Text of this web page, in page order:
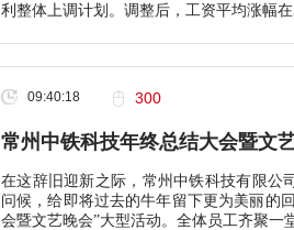
利整体上调计划。调整后，工资平均涨幅
09:40:18 300
常州中铁科技年终总结大会暨文
在这辞旧迎新之际，常州中铁科技有限公
问候，给即将过去的牛年留下更为美丽的
会暨文艺晚会”大型活动。全体员工齐聚